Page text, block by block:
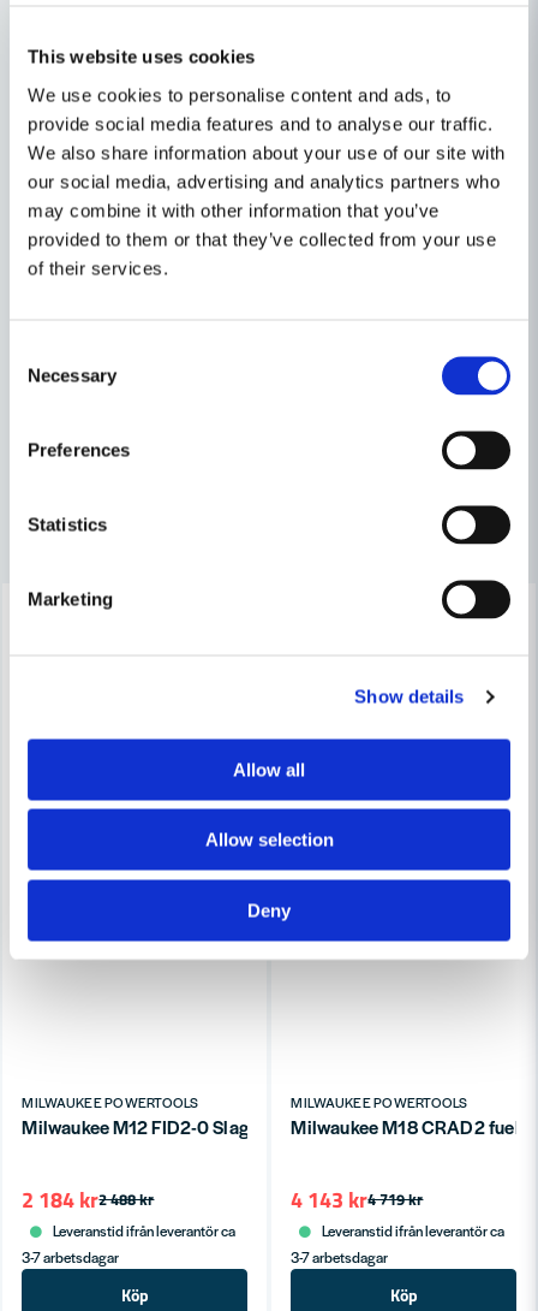
This website uses cookies
We use cookies to personalise content and ads, to
provide social media features and to analyse our traffic.
We also share information about your use of our site with
our social media, advertising and analytics partners who
may combine it with other information that you’ve
provided to them or that they’ve collected from your use
of their services.
Selection
Necessary
Preferences
Statistics
Marketing
Show details
Allow all
Allow selection
Deny
1x Förvaringsväska
Egenskaper
produktyp skruvdragare
Spänning 18V
Varumärke
Ställ en produktfråga
question
Fråga oss något om denna produkten...
email
Mejladress
Skicka fråga
Relaterade kategorier
Maskin, Laser & Handverktyg
Andra produkter i kategorin
MILWAUKEE POWERTOOLS
Milwaukee M12 FID2-0 Slagskruvdragare 12V (utan batterier)
2 488 kr
2 184 kr
Leveranstid ifrån leverantör ca
3-7 arbetsdagar
Köp
-12%
MILWAUKEE POWERTOOLS
Milwaukee M18 CRAD2 fuel
4 719 kr
4 143 kr
Leveranstid ifrån leverantör ca
3-7 arbetsdagar
Köp